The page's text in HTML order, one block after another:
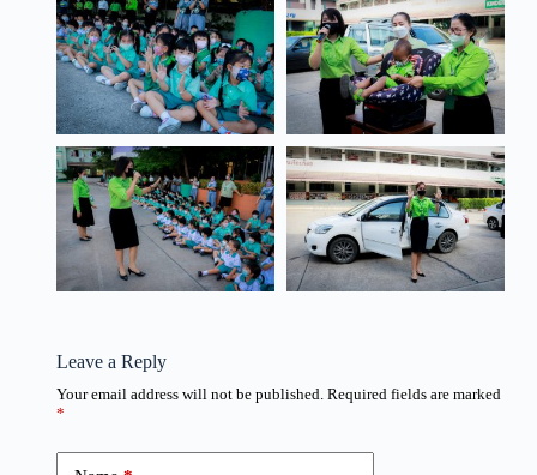
Leave a Reply
Your email address will not be published. Required fields are marked
*